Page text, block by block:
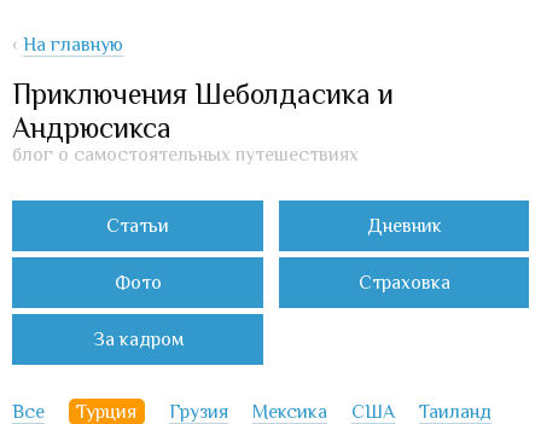
‹ На главную
Приключения Шеболдасика и
Андрюсикса
блог о самостоятельных путешествиях
Статьи Дневник
Фото Страховка
За кадром
Все Турция Грузия Мексика США
Таиланд